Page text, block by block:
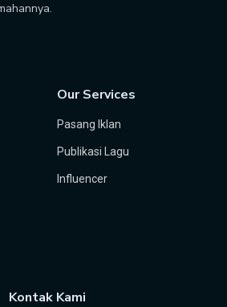
Our Services
Pasang Iklan
Publikasi Lagu
Influencer
Kontak Kami